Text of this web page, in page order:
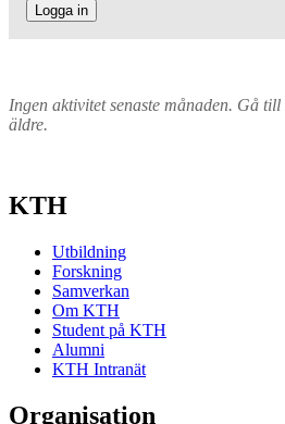
Logga in
Ingen aktivitet senaste månaden. Gå till
äldre.
KTH
Utbildning
Forskning
Samverkan
Om KTH
Student på KTH
Alumni
KTH Intranät
Organisation